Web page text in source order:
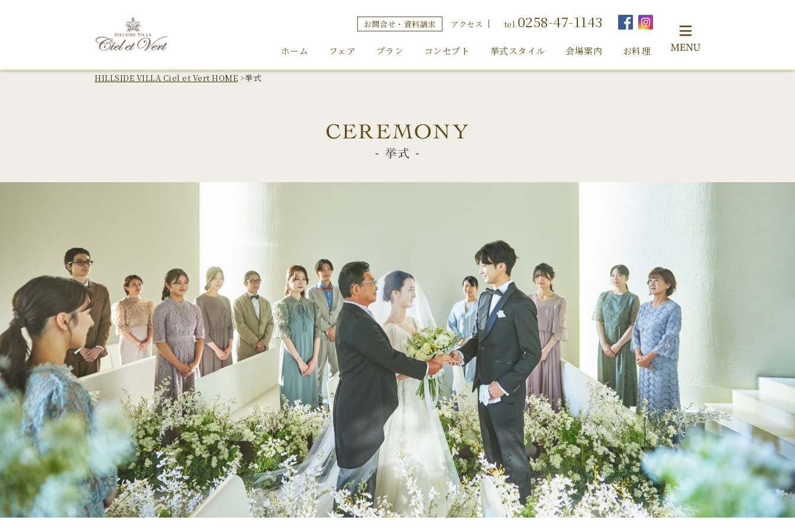
ホーム フェア プラン コンセプト 挙式スタイル 会場案内 お料理
お問合せ・資料請求 アクセス tel.0258-47-1143
HILLSIDE VILLA Ciel et Vert HOME >挙式